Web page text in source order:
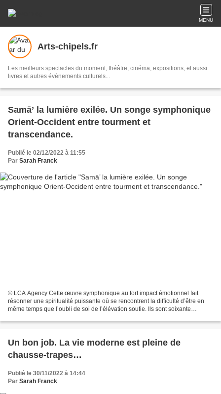
MENU
Arts-chipels.fr
Les meilleurs spectacles du moment, théâtre, cinéma, expositions, et aussi
livres et autres évènements culturels...
Samā’ la lumière exilée. Un songe symphonique
Orient-Occident entre tourment et
transcendance.
Publié le 02/12/2022 à 11:55
Par Sarah Franck
© LCA Agency Cette œuvre symphonique au fort impact émotionnel fait
résonner une spiritualité puissante où se rencontrent la difficulté d’être en
même temps que l’oubli de soi de l’élévation soufie. Ils sont soixante
Un bon job. La vie moderne est pleine de
chausse-trapes…
Publié le 30/11/2022 à 14:44
Par Sarah Franck